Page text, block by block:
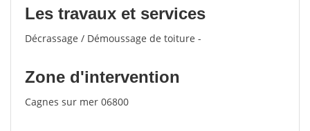
Les travaux et services
Décrassage / Démoussage de toiture -
Zone d'intervention
Cagnes sur mer 06800